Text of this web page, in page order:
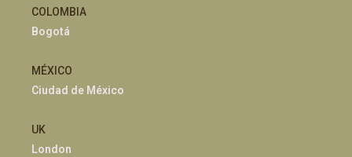
COLOMBIA
Bogotá
MÉXICO
Ciudad de México
UK
London